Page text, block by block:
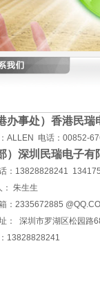
办事处）香港民
ALLEN 电话：00852-
）深圳民瑞电子有
：13828828241
： 朱生生
：2335672885
： 深圳市罗湖区松园路
13828828241